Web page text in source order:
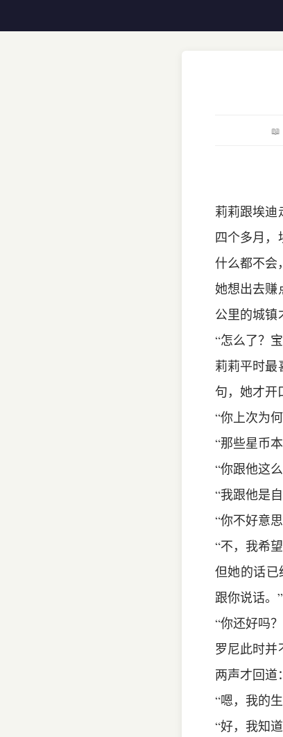
📖
莉莉跟埃迪
四个多月，
什么都不会
她想出去赚
公里的城镇
“怎么了？
莉莉平时最
句，她才开
“你上次为
“那些星币
“你跟他这
“我跟他是
“你不好意
“不，我希
但她的话已
跟你说话。”
“你还好吗
罗尼此时并
两声才回道
“嗯，我的
“好，我知